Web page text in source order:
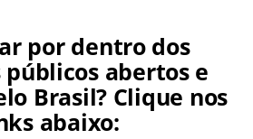
por dentro dos
públicos abertos e
Brasil? Clique nos
abaixo: